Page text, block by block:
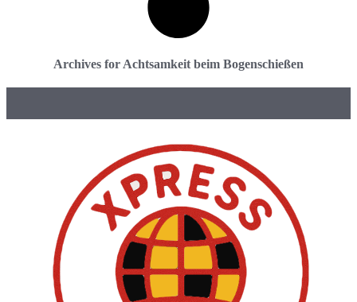
Archives for Achtsamkeit beim Bogenschießen